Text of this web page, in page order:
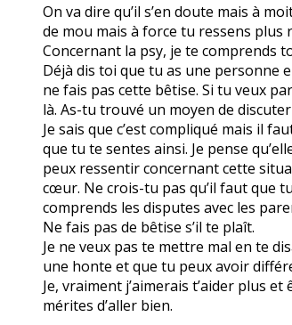
On va dire qu’il s’en doute mais à
de mou mais à force tu ressens plus
Concernant la psy, je te comprends
Déjà dis toi que tu as une personne
ne fais pas cette bêtise. Si tu veux
là. As-tu trouvé un moyen de
Je sais que c’est compliqué mais il
que tu te sentes ainsi. Je pense
peux ressentir concernant cette
cœur. Ne crois-tu pas qu’il faut que
comprends les disputes avec les
Ne fais pas de bêtise s’il te plaît.
Je ne veux pas te mettre mal en te
une honte et que tu peux avoir
Je, vraiment j’aimerais t’aider plus
mérites d’aller bien.